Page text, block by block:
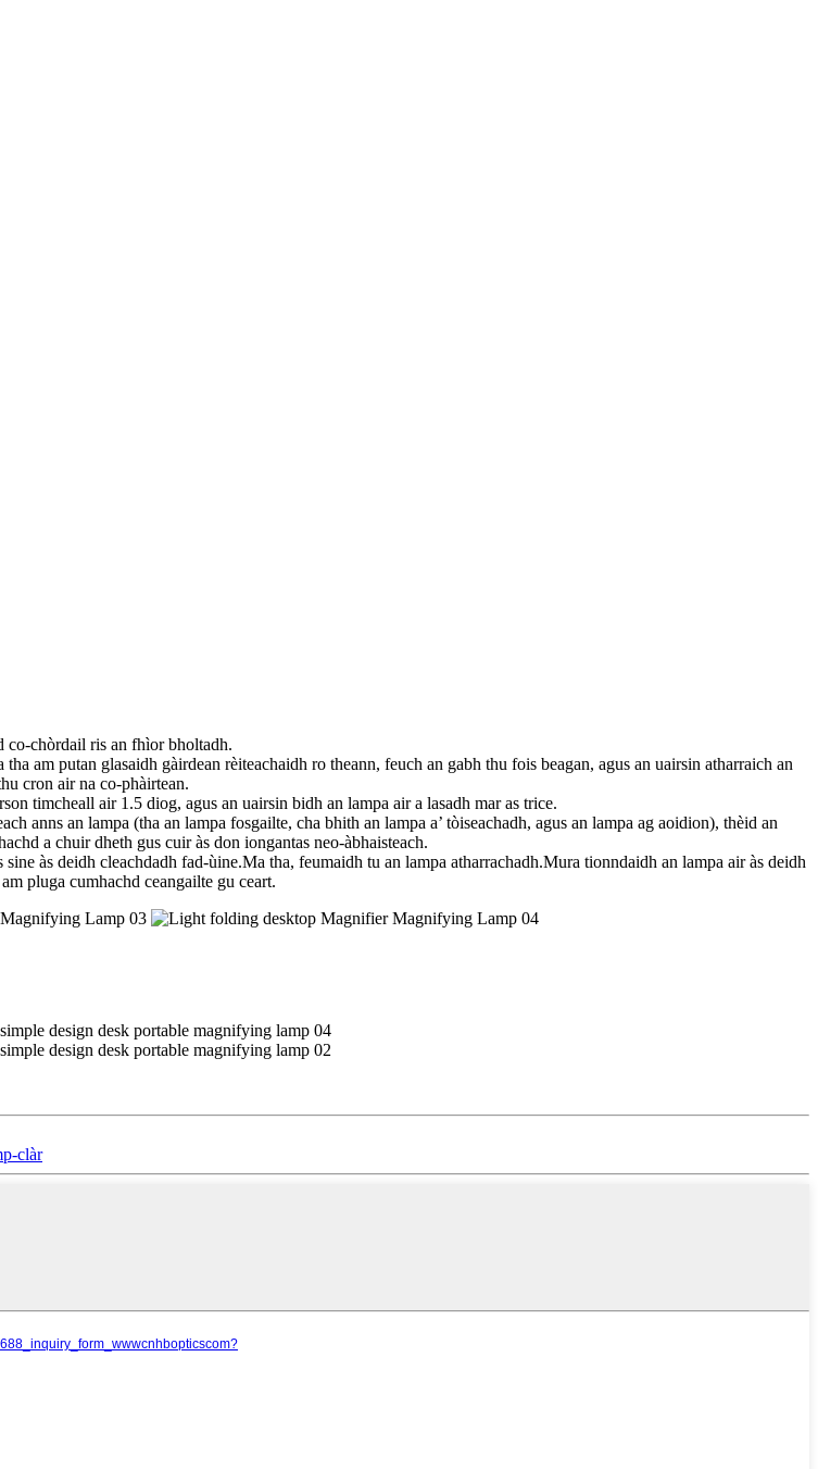
co-chòrdail ris an fhìor bholtadh.
am putan glasaidh gàirdean rèiteachaidh ro theann, feuch an gabh thu fois beagan, agus an uairsin atharraich an
cron air na co-phàirtean.
timcheall air 1.5 diog, agus an uairsin bidh an lampa air a lasadh mar as trice.
anns an lampa (tha an lampa fosgailte, cha bhith an lampa a’ tòiseachadh, agus an lampa ag aoidion), thèid an
a chuir dheth gus cuir às don iongantas neo-àbhaisteach.
às deidh cleachdadh fad-ùine.Ma tha, feumaidh tu an lampa atharrachadh.Mura tionndaidh an lampa air às deidh
pluga cumhachd ceangailte gu ceart.
clàr